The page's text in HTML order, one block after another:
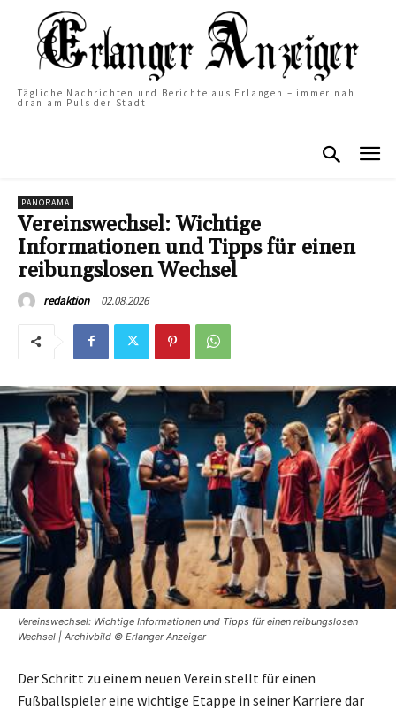
Tägliche Nachrichten und Berichte aus Erlangen – immer nah
dran am Puls der Stadt
PANORAMA
Vereinswechsel: Wichtige
Informationen und Tipps für einen
reibungslosen Wechsel
redaktion 02.08.2026
Vereinswechsel: Wichtige Informationen und Tipps für einen reibungslosen
Wechsel | Archivbild © Erlanger Anzeiger
Der Schritt zu einem neuen Verein stellt für einen
Fußballspieler eine wichtige Etappe in seiner Karriere dar